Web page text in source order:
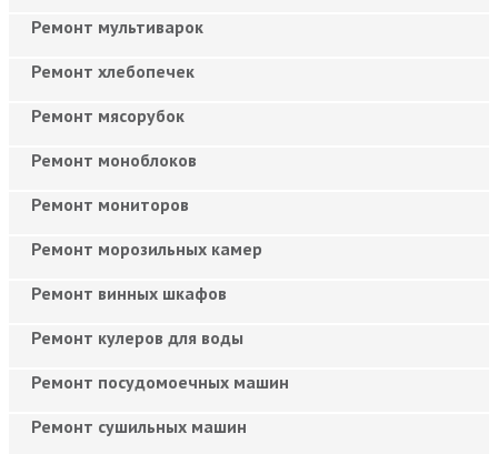
Ремонт мультиварок
Ремонт хлебопечек
Ремонт мясорубок
Ремонт моноблоков
Ремонт мониторов
Ремонт морозильных камер
Ремонт винных шкафов
Ремонт кулеров для воды
Ремонт посудомоечных машин
Ремонт сушильных машин